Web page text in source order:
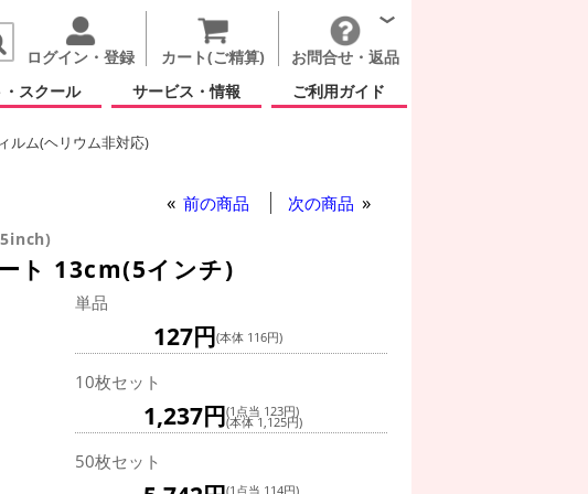
ログイン・登録 カート(ご精算)
お問合せ・返品
スクール サービス・情報 ご利用ガイド
ルム(ヘリウム非対応)
前の商品 次の商品
ト 13cm(5インチ)
単品
127円(本体 116円)
10枚セット
1,237円(1点当 123円)
(本体 1,125円)
50枚セット
(1点当 114円)